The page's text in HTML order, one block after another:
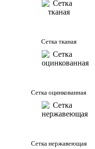
Сетка тканая
Сетка оцинкованная
Сетка нержавеющая